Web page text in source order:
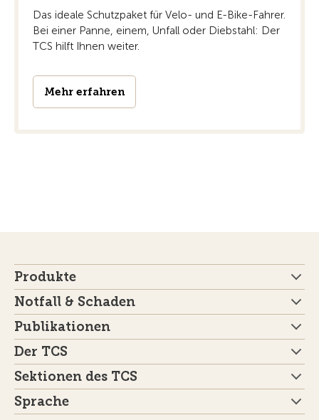
Das ideale Schutzpaket für Velo- und E-Bike-Fahrer.
Bei einer Panne, einem, Unfall oder Diebstahl: Der
TCS hilft Ihnen weiter.
Mehr erfahren
Produkte
Notfall & Schaden
Publikationen
Der TCS
Sektionen des TCS
Sprache